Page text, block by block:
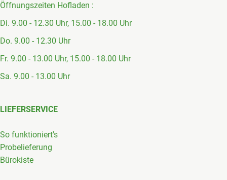
Öffnungszeiten Hofladen :
Di. 9.00 - 12.30 Uhr, 15.00 - 18.00 Uhr
Do. 9.00 - 12.30 Uhr
Fr. 9.00 - 13.00 Uhr, 15.00 - 18.00 Uhr
Sa. 9.00 - 13.00 Uhr
LIEFERSERVICE
So funktioniert's
Probelieferung
Bürokiste